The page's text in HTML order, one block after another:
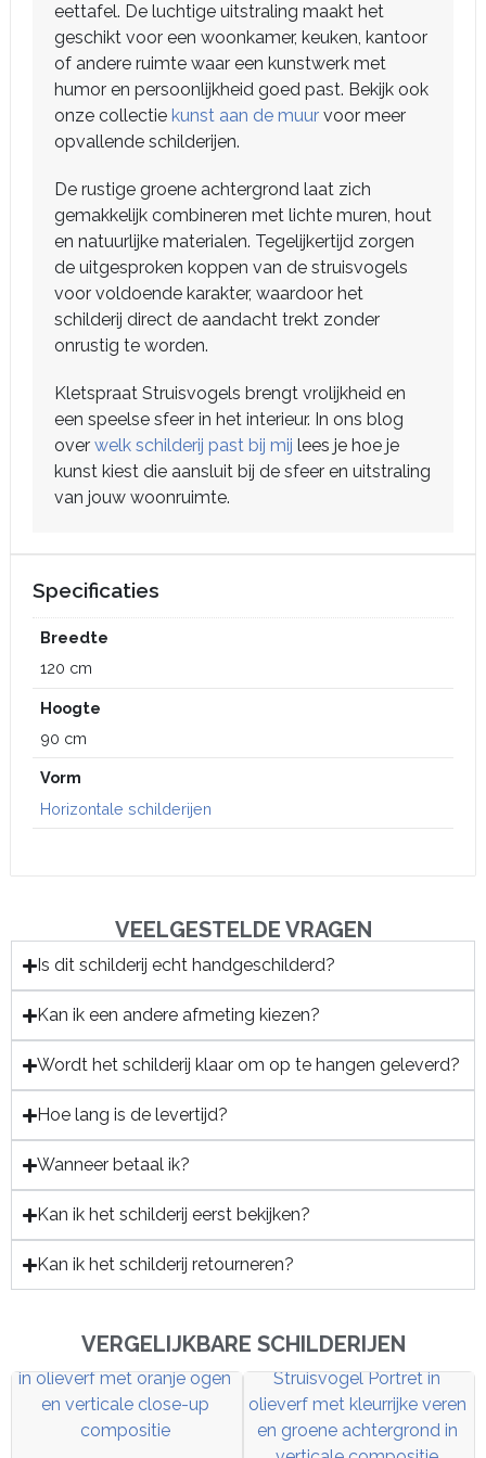
eettafel. De luchtige uitstraling maakt het
geschikt voor een woonkamer, keuken, kantoor
of andere ruimte waar een kunstwerk met
humor en persoonlijkheid goed past. Bekijk ook
onze collectie kunst aan de muur voor meer
opvallende schilderijen.
De rustige groene achtergrond laat zich
gemakkelijk combineren met lichte muren, hout
en natuurlijke materialen. Tegelijkertijd zorgen
de uitgesproken koppen van de struisvogels
voor voldoende karakter, waardoor het
schilderij direct de aandacht trekt zonder
onrustig te worden.
Kletspraat Struisvogels brengt vrolijkheid en
een speelse sfeer in het interieur. In ons blog
over welk schilderij past bij mij lees je hoe je
kunst kiest die aansluit bij de sfeer en uitstraling
van jouw woonruimte.
Specificaties
Breedte
120 cm
Hoogte
90 cm
Vorm
Horizontale schilderijen
VEELGESTELDE VRAGEN
Is dit schilderij echt handgeschilderd?
Kan ik een andere afmeting kiezen?
Wordt het schilderij klaar om op te hangen geleverd?
Hoe lang is de levertijd?
Wanneer betaal ik?
Kan ik het schilderij eerst bekijken?
Kan ik het schilderij retourneren?
VERGELIJKBARE SCHILDERIJEN